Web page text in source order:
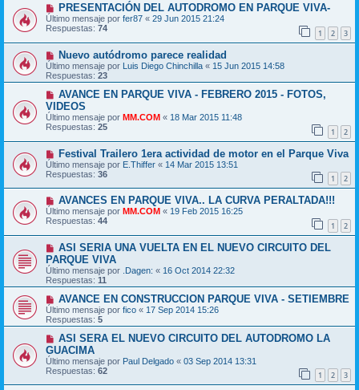
PRESENTACIÓN DEL AUTODROMO EN PARQUE VIVA-
Último mensaje por fer87 « 29 Jun 2015 21:24
Respuestas: 74 1 2 3
Nuevo autódromo parece realidad
Último mensaje por Luis Diego Chinchilla « 15 Jun 2015 14:58
Respuestas: 23
AVANCE EN PARQUE VIVA - FEBRERO 2015 - FOTOS,
VIDEOS
Último mensaje por MM.COM « 18 Mar 2015 11:48
Respuestas: 25 1 2
Festival Trailero 1era actividad de motor en el Parque Viva
Último mensaje por E.Thiffer « 14 Mar 2015 13:51
Respuestas: 36 1 2
AVANCES EN PARQUE VIVA.. LA CURVA PERALTADA!!!
Último mensaje por MM.COM « 19 Feb 2015 16:25
Respuestas: 44 1 2
ASI SERIA UNA VUELTA EN EL NUEVO CIRCUITO DEL
PARQUE VIVA
Último mensaje por .Dagen: « 16 Oct 2014 22:32
Respuestas: 11
AVANCE EN CONSTRUCCION PARQUE VIVA - SETIEMBRE
Último mensaje por fico « 17 Sep 2014 15:26
Respuestas: 5
ASI SERA EL NUEVO CIRCUITO DEL AUTODROMO LA
GUACIMA
Último mensaje por Paul Delgado « 03 Sep 2014 13:31
Respuestas: 62 1 2 3